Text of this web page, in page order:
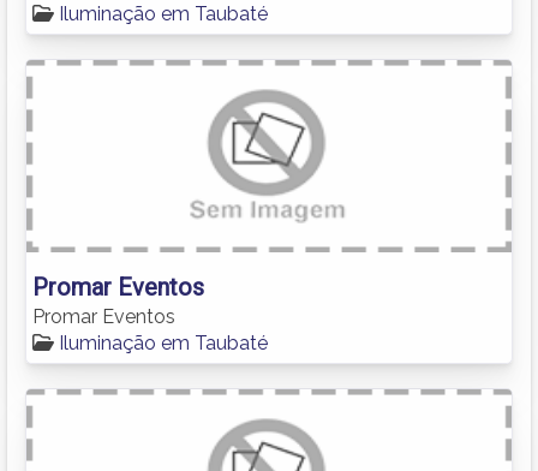
Iluminação em Taubaté
Promar Eventos
Promar Eventos
Iluminação em Taubaté